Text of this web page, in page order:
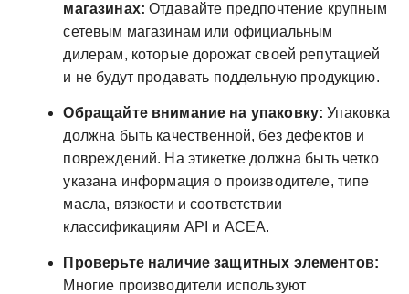
магазинах: Отдавайте предпочтение крупным
сетевым магазинам или официальным
дилерам, которые дорожат своей репутацией
и не будут продавать поддельную продукцию.
Обращайте внимание на упаковку: Упаковка
должна быть качественной, без дефектов и
повреждений. На этикетке должна быть четко
указана информация о производителе, типе
масла, вязкости и соответствии
классификациям API и ACEA.
Проверьте наличие защитных элементов:
Многие производители используют